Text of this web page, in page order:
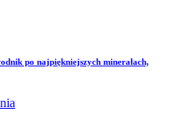
po najpiękniejszych minerałach,